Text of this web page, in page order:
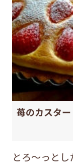
苺のカスタ
とろ～っと